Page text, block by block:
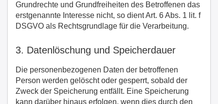
Grundrechte und Grundfreiheiten des Betroffenen das
erstgenannte Interesse nicht, so dient Art. 6 Abs. 1 lit. f
DSGVO als Rechtsgrundlage für die Verarbeitung.
3. Datenlöschung und Speicherdauer
Die personenbezogenen Daten der betroffenen
Person werden gelöscht oder gesperrt, sobald der
Zweck der Speicherung entfällt. Eine Speicherung
kann darüber hinaus erfolgen, wenn dies durch den